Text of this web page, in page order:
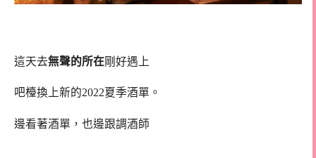
這天去無聲的所在剛好遇上
吧檯換上新的2022夏季酒單。
邊看著酒單，也邊跟調酒師